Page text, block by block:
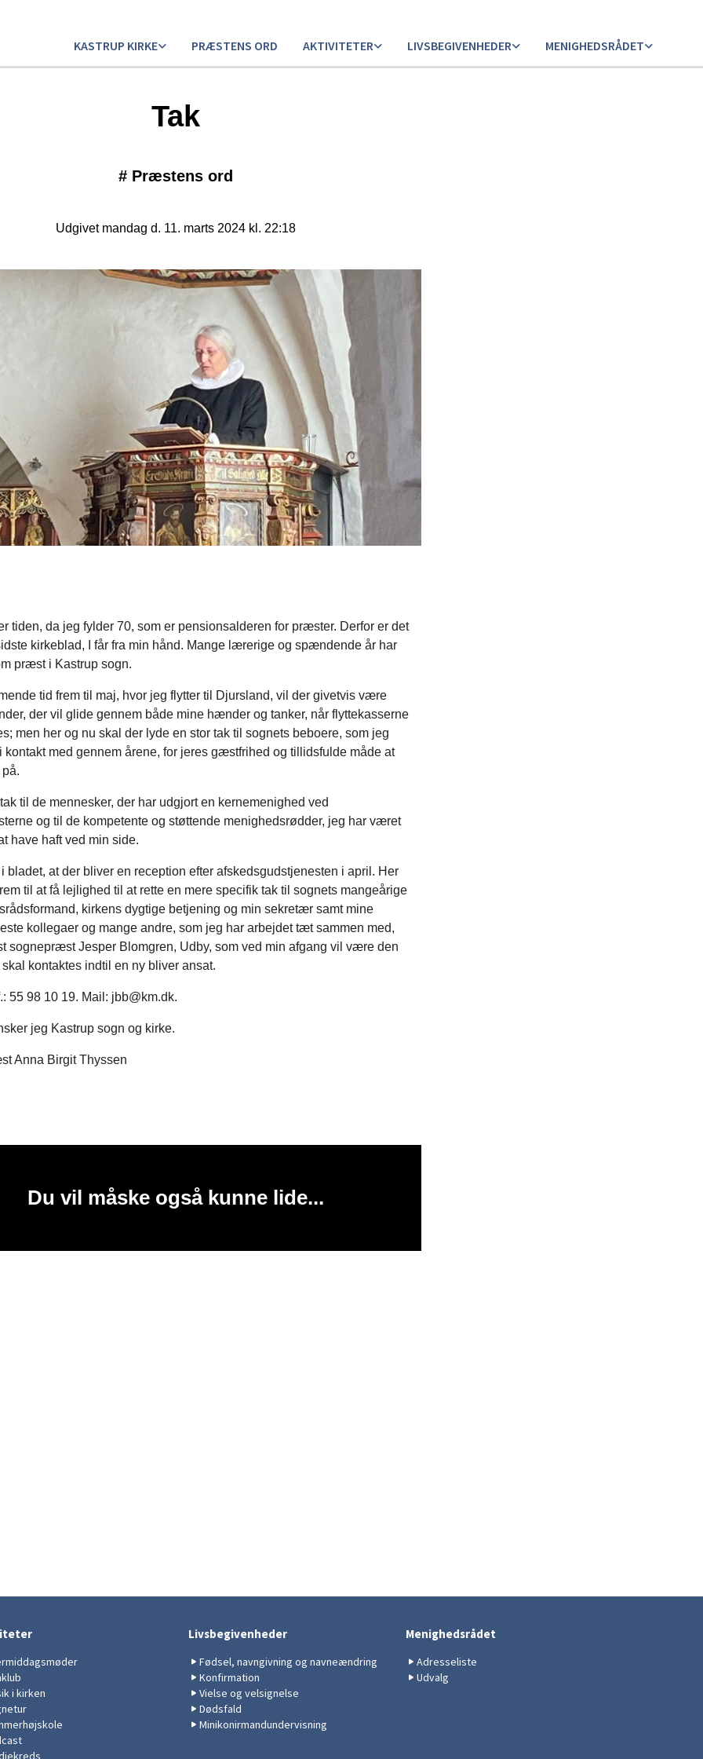
KASTRUP KIRKE PRÆSTENS ORD AKTIVITETER LIVSBEGIVENHEDER MENIGHEDSRÅDET
Tak
# Præstens ord
Udgivet mandag d. 11. marts 2024 kl. 22:18
tiden, da jeg fylder 70, som er pensionsalderen for præster. Derfor er det
kirkeblad, I får fra min hånd. Mange lærerige og spændende år har
præst i Kastrup sogn.
tid frem til maj, hvor jeg flytter til Djursland, vil der givetvis være
der vil glide gennem både mine hænder og tanker, når flyttekasserne
men her og nu skal der lyde en stor tak til sognets beboere, som jeg
kontakt med gennem årene, for jeres gæstfrihed og tillidsfulde måde at
til de mennesker, der har udgjort en kernemenighed ved
og til de kompetente og støttende menighedsrødder, jeg har været
have haft ved min side.
bladet, at der bliver en reception efter afskedsgudstjenesten i april. Her
til at få lejlighed til at rette en mere specifik tak til sognets mangeårige
kirkens dygtige betjening og min sekretær samt mine
kollegaer og mange andre, som jeg har arbejdet tæt sammen med,
sognepræst Jesper Blomgren, Udby, som ved min afgang vil være den
kontaktes indtil en ny bliver ansat.
55 98 10 19. Mail: jbb@km.dk.
jeg Kastrup sogn og kirke.
Anna Birgit Thyssen
Du vil måske også kunne lide...
i kirken
Livsbegivenheder
Fødsel, navngivning og navneændring
Konfirmation
Vielse og velsignelse
Dødsfald
Minikonirmandundervisning
Menighedsrådet
Adresseliste
Udvalg